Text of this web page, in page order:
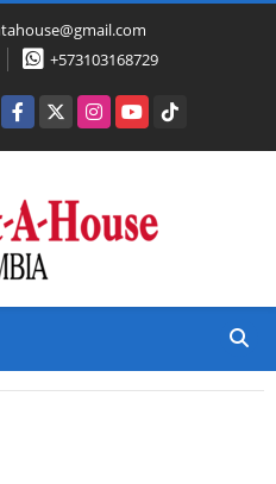
+573103168729
Facebook
X InstagramYouTubeTikTok